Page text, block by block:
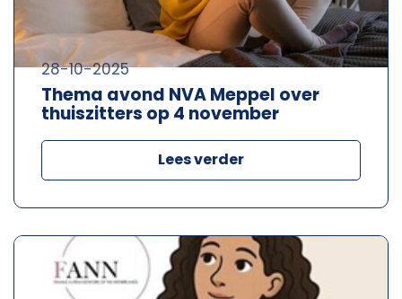
Thema avond NVA Meppel over
thuiszitters op 4 november
28-10-2025
Lees verder